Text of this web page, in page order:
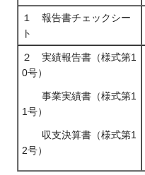
１ 報告書チェックシー
ト
２ 実績報告書（様式第1
0号）
事業実績書（様式第1
1号）
収支決算書（様式第1
2号）